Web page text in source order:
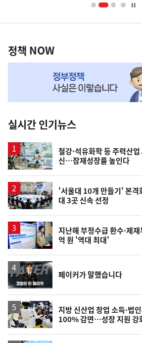
영
책
NOW,
뉴
스
정책 NOW
실시간 인기뉴스
철강·석유화학 등 주력산
신…잠재성장률 높인다
'서울대 10개 만들기' 본
대 3곳 신속 선정
지난해 부정수급 환수·제
억 원 '역대 최대'
영
상
페이커가 말했습니다
지방 신산업 창업 소득·법
100% 감면…성장 지원 강